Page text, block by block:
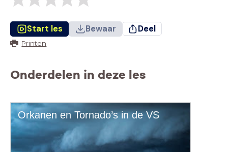
Start les Bewaar Deel
Printen
Onderdelen in deze les
Orkanen en Tornado’s in de VS